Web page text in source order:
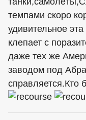
темпами скоро
удивительное
клепает с
даже тех же
заводом под
справляется.Кто